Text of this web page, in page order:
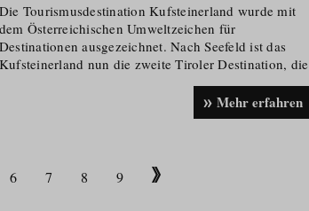
Die Tourismus­de­s­tination Kufsteinerland wurde mit
dem Österreichischen Umweltzeichen für
Destinationen ausgezeichnet. Nach Seefeld ist das
Kufsteinerland nun die zweite Tiroler Destination, die
Mehr erfahren
6 7 8 9